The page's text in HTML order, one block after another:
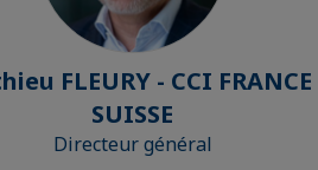
FLEURY - CCI FRANCE
SUISSE
Directeur général